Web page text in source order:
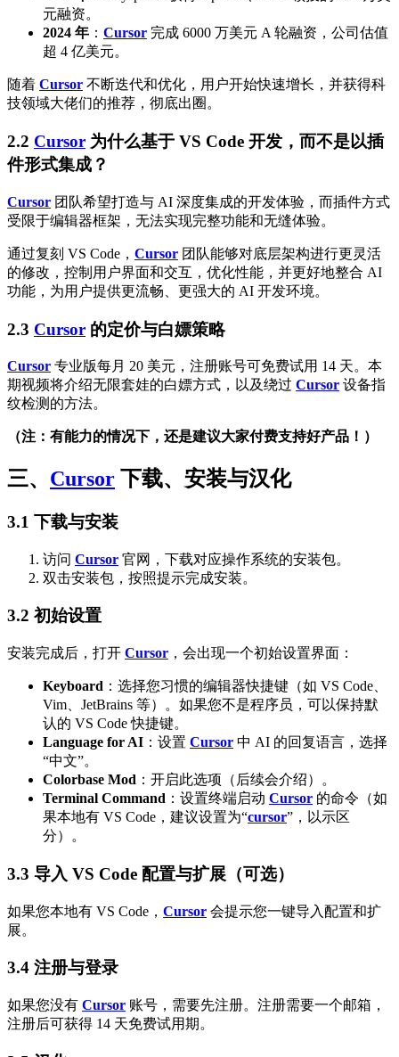
元融资。
2024 年 ： Cursor 完成 6000 万美元 A 轮融资，公司估值
超 4 亿美元。
随着 Cursor 不断迭代和优化，用户开始快速增长，并获得科
技领域大佬们的推荐，彻底出圈。
2.2 Cursor 为什么基于 VS Code 开发，而不是以插
件形式集成？
Cursor 团队希望打造与 AI 深度集成的开发体验，而插件方式
受限于编辑器框架，无法实现完整功能和无缝体验。
通过复刻 VS Code， Cursor 团队能够对底层架构进行更灵活
的修改，控制用户界面和交互，优化性能，并更好地整合 AI
功能，为用户提供更流畅、更强大的 AI 开发环境。
2.3 Cursor 的定价与白嫖策略
Cursor 专业版每月 20 美元，注册账号可免费试用 14 天。本
期视频将介绍无限套娃的白嫖方式，以及绕过 Cursor 设备指
纹检测的方法。
（注：有能力的情况下，还是建议大家付费支持好产品！）
三、 Cursor 下载、安装与汉化
3.1 下载与安装
访问 Cursor 官网，下载对应操作系统的安装包。
双击安装包，按照提示完成安装。
3.2 初始设置
安装完成后，打开 Cursor ，会出现一个初始设置界面：
Keyboard ：选择您习惯的编辑器快捷键（如 VS Code、
Vim、JetBrains 等）。如果您不是程序员，可以保持默
认的 VS Code 快捷键。
Language for AI ：设置 Cursor 中 AI 的回复语言，选择
“中文”。
Colorbase Mod ：开启此选项（后续会介绍）。
Terminal Command ：设置终端启动 Cursor 的命令（如
果本地有 VS Code，建议设置为“cursor”，以示区
分）。
3.3 导入 VS Code 配置与扩展（可选）
如果您本地有 VS Code， Cursor 会提示您一键导入配置和扩
展。
3.4 注册与登录
如果您没有 Cursor 账号，需要先注册。注册需要一个邮箱，
注册后可获得 14 天免费试用期。